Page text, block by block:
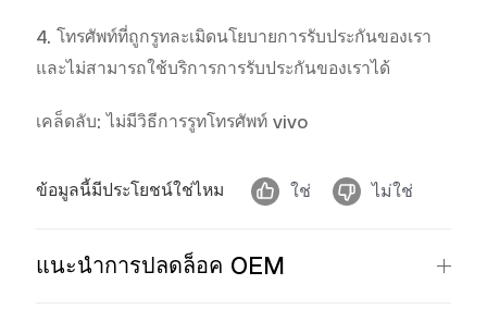
4. โทรศัพท์ที่ถูกรูทละเมิดนโยบายการรับประกันของเรา
และไม่สามารถใช้บริการการรับประกันของเราได้
เคล็ดลับ: ไม่มีวิธีการรูทโทรศัพท์ vivo
ข้อมูลนี้มีประโยชน์ใช่ไหม ใช่ ไม่ใช่
แนะนำการปลดล็อค OEM